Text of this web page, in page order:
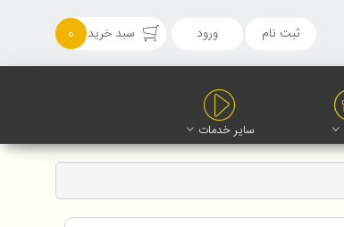
ثبت نام ورود سبد خرید 0
سایر خدمات